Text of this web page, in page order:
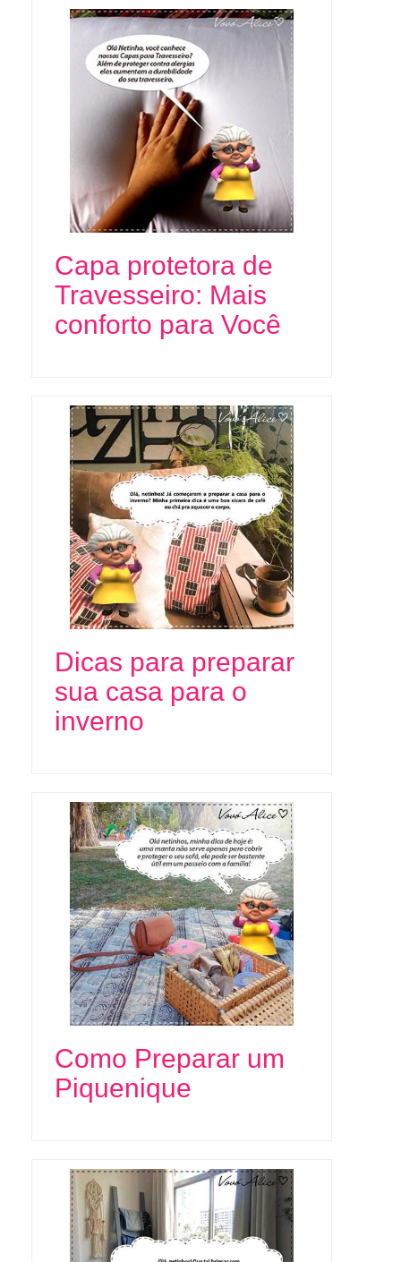
Capa protetora de
Travesseiro: Mais
conforto para Você
Dicas para preparar
sua casa para o
inverno
Como Preparar um
Piquenique